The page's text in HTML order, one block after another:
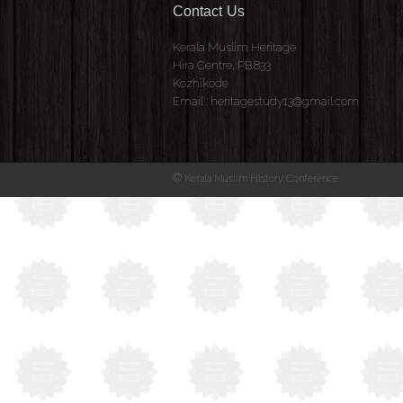
Contact Us
Kerala Muslim Heritage
Hira Centre, PB.833
Kozhikode
Email : heritagestudy13@gmail.com
© Kerala Muslim History Conference